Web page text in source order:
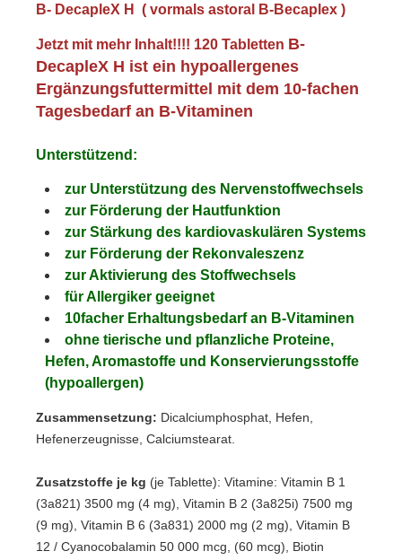
B- DecapleX H ( vormals astoral B-Becaplex )
Jetzt mit mehr Inhalt!!!! 120 Tabletten B-
DecapleX H ist ein hypoallergenes
Ergänzungsfuttermittel mit dem 10-fachen
Tagesbedarf an B-Vitaminen
Unterstützend:
zur Unterstützung des Nervenstoffwechsels
zur Förderung der Hautfunktion
zur Stärkung des kardiovaskulären Systems
zur Förderung der Rekonvaleszenz
zur Aktivierung des Stoffwechsels
für Allergiker geeignet
10facher Erhaltungsbedarf an B-Vitaminen
ohne tierische und pflanzliche Proteine,
Hefen, Aromastoffe und Konservierungsstoffe
(hypoallergen)
Zusammensetzung: Dicalciumphosphat, Hefen,
Hefenerzeugnisse, Calciumstearat.
Zusatzstoffe je kg (je Tablette): Vitamine: Vitamin B 1
(3a821) 3500 mg (4 mg), Vitamin B 2 (3a825i) 7500 mg
(9 mg), Vitamin B 6 (3a831) 2000 mg (2 mg), Vitamin B
12 / Cyanocobalamin 50 000 mcg, (60 mcg), Biotin